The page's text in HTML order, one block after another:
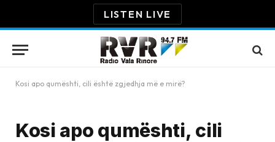
LISTEN LIVE
Kosi apo qumështi, cili është zgjedhja më e mirë?
Kosi apo qumështi, cili